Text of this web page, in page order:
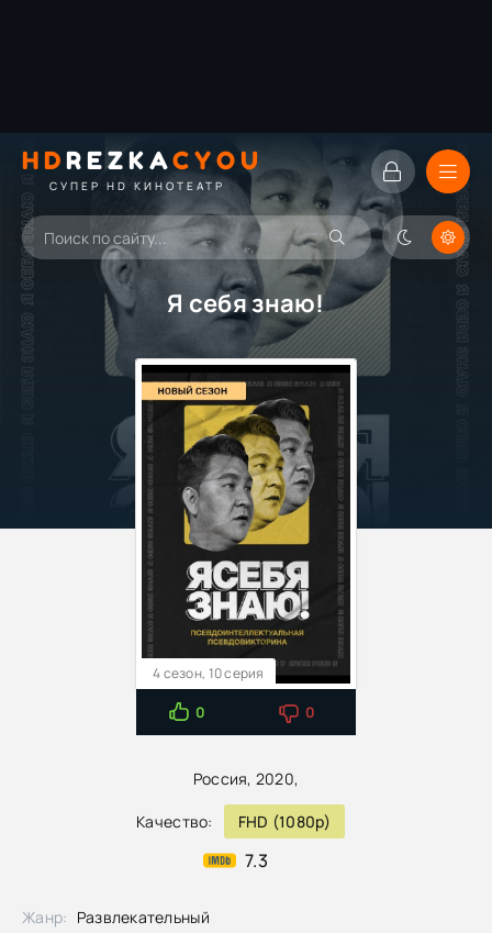
HDREZKACYOU
СУПЕР HD КИНОТЕАТР
Я себя знаю!
Россия, 2020,
Качество: FHD (1080p)
7.3
4 сезон, 10 серия
0 0
Жанр: Развлекательный